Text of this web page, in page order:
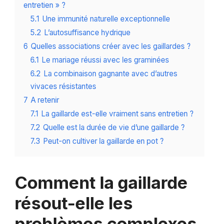
entretien » ?
5.1 Une immunité naturelle exceptionnelle
5.2 L’autosuffisance hydrique
6 Quelles associations créer avec les gaillardes ?
6.1 Le mariage réussi avec les graminées
6.2 La combinaison gagnante avec d’autres
vivaces résistantes
7 A retenir
7.1 La gaillarde est-elle vraiment sans entretien ?
7.2 Quelle est la durée de vie d’une gaillarde ?
7.3 Peut-on cultiver la gaillarde en pot ?
Comment la gaillarde
résout-elle les